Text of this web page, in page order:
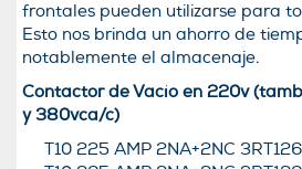
frontales pueden utilizarse para
Esto nos brinda un ahorro de
notablemente el almacenaje.
Contactor de Vacío en 220v
y 380vca/c)
T10 225 AMP 2NA+2NC